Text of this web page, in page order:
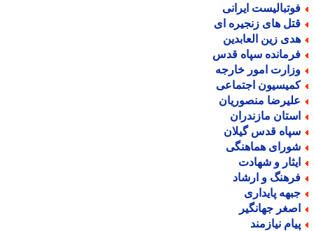
ایرانی
های زنجیره ای
زین العابدین
سپاه قدس
امور خارجه
اجتماعی
منصوریان
مازندران
قدس گیلان
هماهنگی
و شهادت
و ارشاد
پایداری
جهانگیر
نیازمند